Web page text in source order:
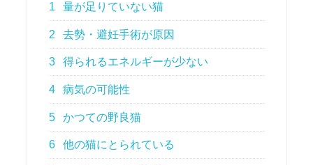
1 量が足りていない猫
2 去勢・避妊手術が原因
3 得られるエネルギーが少ない
4 病気の可能性
5 かつての野良猫
6 他の猫にとられている